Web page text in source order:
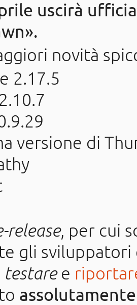
uscirà
novità
2.17.5
versione di
release, per cui
gli
testaree